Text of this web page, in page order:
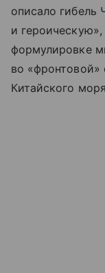
описало гибель
и
формулировке
во
Китайского